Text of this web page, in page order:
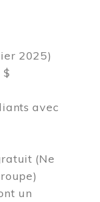
2025)
avec
(Ne
un